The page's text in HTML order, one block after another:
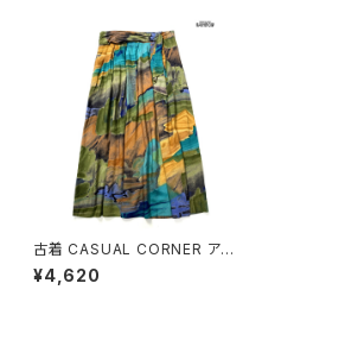
古着 CASUAL CORNER アメ
リカ製 総柄 ロング丈 スカート
茶 (btu2506022)
¥4,620